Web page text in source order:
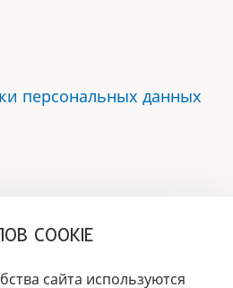
персональных данных
COOKIE
сайта используются